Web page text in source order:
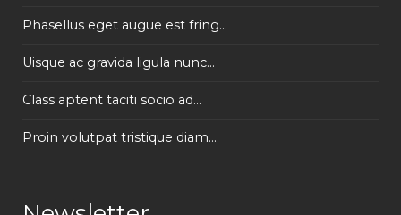
Phasellus eget augue est fring...
Uisque ac gravida ligula nunc...
Class aptent taciti socio ad...
Proin volutpat tristique diam...